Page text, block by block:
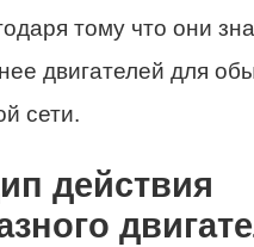
тому что они
двигателей для
сети.
действия